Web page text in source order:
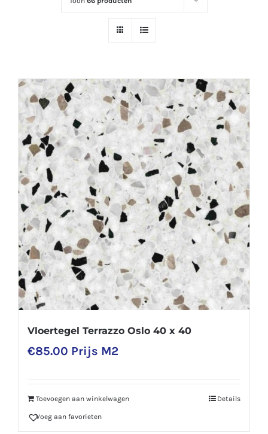
Vloertegel Terrazzo Oslo 40 x 40
€85.00 Prijs M2
Toevoegen aan winkelwagen Details
Voeg aan favorieten